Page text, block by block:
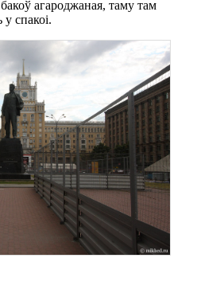
агароджаная, таму там
спакоі.